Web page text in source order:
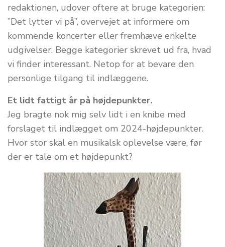
redaktionen, udover oftere at bruge kategorien:
”Det lytter vi på”, overvejet at informere om
kommende koncerter eller fremhæve enkelte
udgivelser. Begge kategorier skrevet ud fra, hvad
vi finder interessant. Netop for at bevare den
personlige tilgang til indlæggene.
Et lidt fattigt år på højdepunkter.
Jeg bragte nok mig selv lidt i en knibe med
forslaget til indlægget om 2024-højdepunkter.
Hvor stor skal en musikalsk oplevelse være, før
der er tale om et højdepunkt?